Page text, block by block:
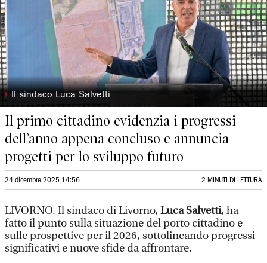
◗ Il sindaco Luca Salvetti
Il primo cittadino evidenzia i progressi
dell’anno appena concluso e annuncia
progetti per lo sviluppo futuro
24 dicembre 2025 14:56 2 MINUTI DI LETTURA
LIVORNO. Il sindaco di Livorno, Luca Salvetti, ha
fatto il punto sulla situazione del porto cittadino e
sulle prospettive per il 2026, sottolineando progressi
significativi e nuove sfide da affrontare.